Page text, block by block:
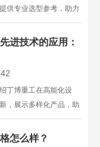
供专业选型参考，助力
进技术的应用：
丁博重工在高能化设
，展示多样化产品，助
怎么样？